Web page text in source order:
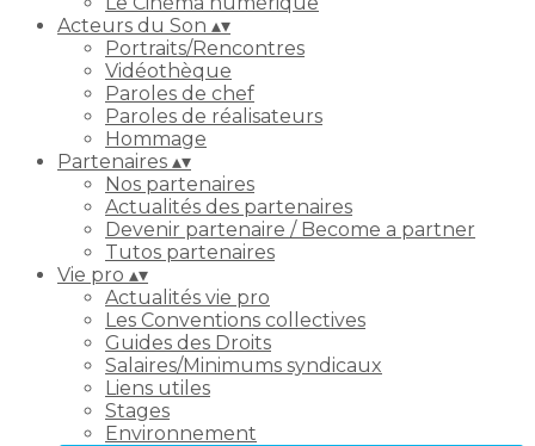
Acteurs du Son ▴▾
Portraits/Rencontres
Vidéothèque
Paroles de chef
Paroles de réalisateurs
Hommage
Partenaires ▴▾
Nos partenaires
Actualités des partenaires
Devenir partenaire / Become a partner
Tutos partenaires
Vie pro ▴▾
Actualités vie pro
Les Conventions collectives
Guides des Droits
Salaires/Minimums syndicaux
Liens utiles
Stages
Environnement